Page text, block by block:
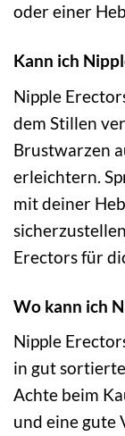
oder einer
Kann ich
Nipple
dem Stillen
Brustwarzen
erleichtern.
mit deiner
Erectors für
Wo kann ich
Nipple
in gut
Achte beim
und eine gute